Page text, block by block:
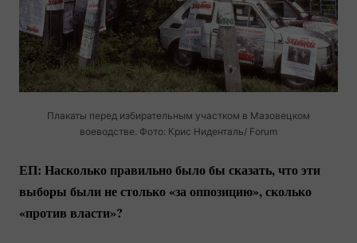
Плакаты перед избирательным участком в Мазовецком
воеводстве. Фото: Крис Ниденталь/ Forum
ЕП: Насколько правильно было бы сказать, что эти
выборы были не столько «за оппозицию», сколько
«против власти»?